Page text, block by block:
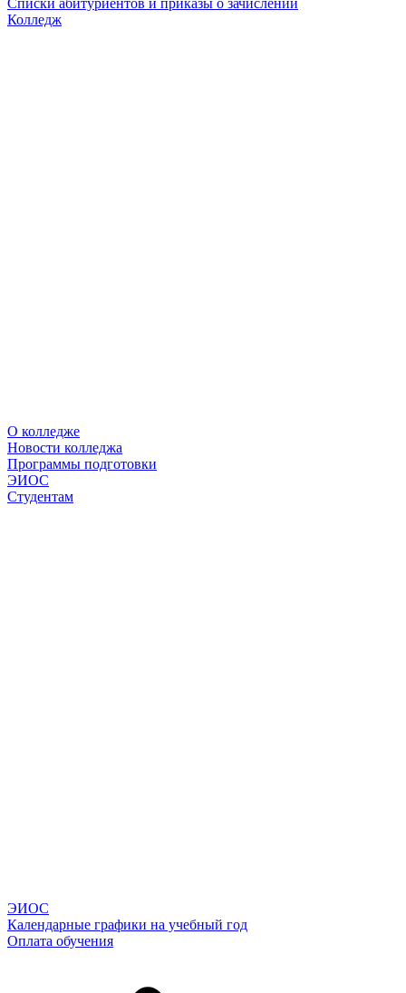
Списки абитуриентов и приказы о зачислении
Колледж
О колледже
Новости колледжа
Программы подготовки
ЭИОС
Студентам
ЭИОС
Календарные графики на учебный год
Оплата обучения